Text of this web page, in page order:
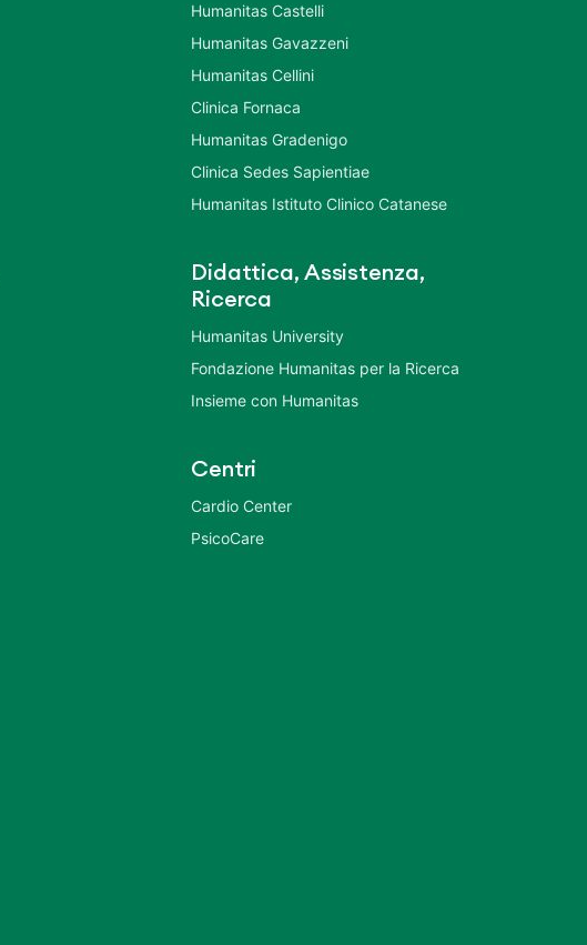
Humanitas Castelli
Humanitas Gavazzeni
Humanitas Cellini
Clinica Fornaca
Humanitas Gradenigo
Clinica Sedes Sapientiae
Humanitas Istituto Clinico Catanese
Didattica, Assistenza,
Ricerca
Humanitas University
Fondazione Humanitas per la Ricerca
Insieme con Humanitas
Centri
Cardio Center
PsicoCare